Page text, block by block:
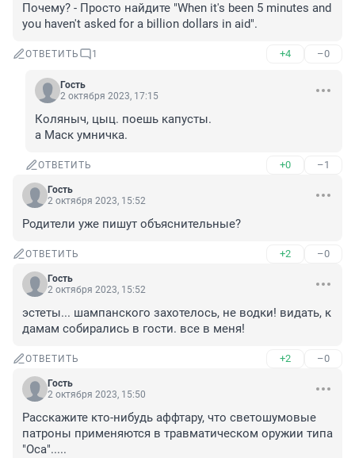
Почему? - Просто найдите "When it's been 5 minutes and
you haven't asked for a billion dollars in aid".
ОТВЕТИТЬ 1 +4 –0
Гость
2 октября 2023, 17:15
Коляныч, цыц. поешь капусты.
а Маск умничка.
ОТВЕТИТЬ +0 –1
Гость
2 октября 2023, 15:52
Родители уже пишут объяснительные?
ОТВЕТИТЬ +2 –0
Гость
2 октября 2023, 15:52
эстеты... шампанского захотелось, не водки! видать, к
дамам собирались в гости. все в меня!
ОТВЕТИТЬ +2 –0
Гость
2 октября 2023, 15:50
Расскажите кто-нибудь аффтару, что светошумовые
патроны применяются в травматическом оружии типа
"Оса".....